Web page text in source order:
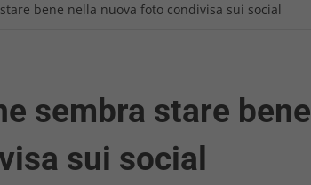
bene nella nuova foto condivisa sui social
sembra stare bene
sui social